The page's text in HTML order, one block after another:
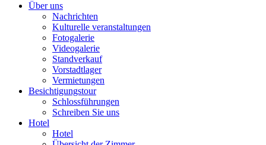
Über uns
Nachrichten
Kulturelle veranstaltungen
Fotogalerie
Videogalerie
Standverkauf
Vorstadtlager
Vermietungen
Besichtigungstour
Schlossführungen
Schreiben Sie uns
Hotel
Hotel